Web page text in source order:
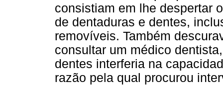
consistiam em lhe despertar
de dentaduras e dentes,
removíveis. Também
consultar um médico
dentes interferia na
razão pela qual procurou